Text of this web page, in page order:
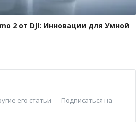
2 от DJI: Инновации для Умной
его статьи
Подписаться на